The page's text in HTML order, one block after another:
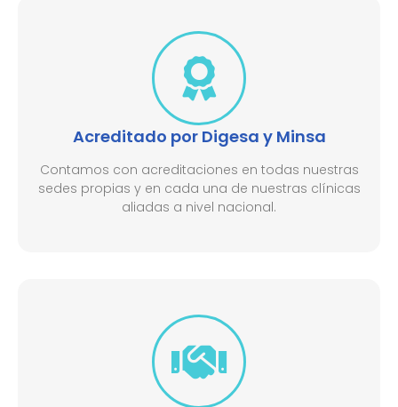
Acreditado por Digesa y Minsa​
Contamos con acreditaciones en todas nuestras
sedes propias y en cada una de nuestras clínicas
aliadas a nivel nacional.